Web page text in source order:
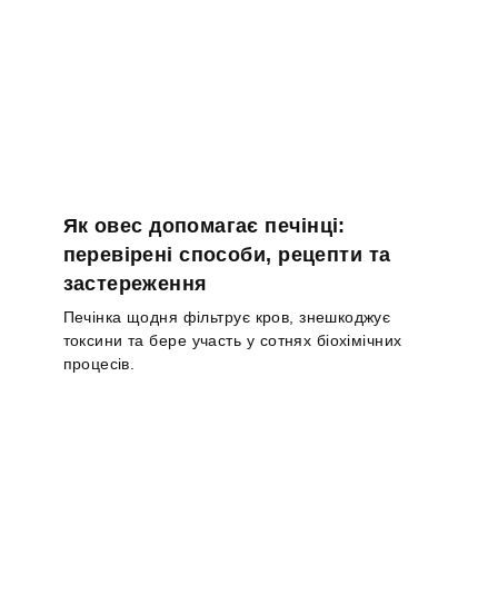
Як овес допомагає печінці:
перевірені способи, рецепти та
застереження
Печінка щодня фільтрує кров, знешкоджує
токсини та бере участь у сотнях біохімічних
процесів.